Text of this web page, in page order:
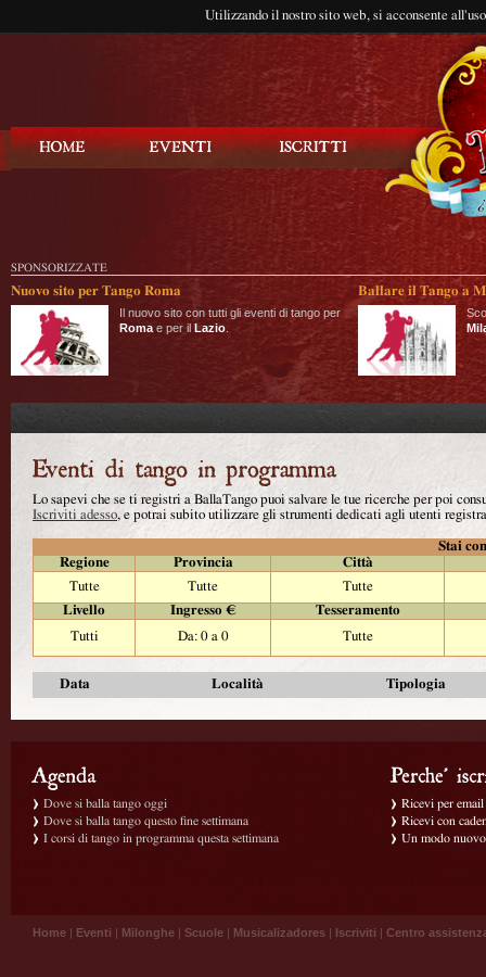
Utilizzando il nostro sito web, si acconsente
SPONSORIZZATE
Nuovo sito per Tango Roma
Il nuovo sito con tutti gli eventi di tango per
Roma e per il Lazio
Ballare il Tango a
Lo sapevi che se ti registri a BallaTango puoi salvare le tue ricerche per poi
Iscriviti adesso, e potrai subito utilizzare gli strumenti dedicati agli utenti
Stai
Regione
Provincia
Città
Tutte
Tutte
Tutte
Livello
Ingresso €
Tesseramento
Tutti
Da: 0 a 0 Tutte
Data Località Tipologia
Dove si balla tango oggi
Dove si balla tango questo fine settimana
I corsi di tango in programma questa settimana
Ricevi per
Ricevi con
Un modo
Home | Eventi | Milonghe | Scuole | Musicalizadores | Iscriviti | Centro